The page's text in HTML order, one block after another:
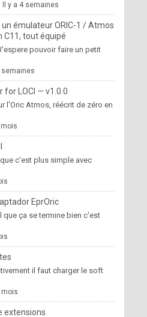
Il y a 4 semaines
un émulateur ORIC-1 / Atmos
C11, tout équipé
pouvoir faire un petit
semaines
for LOCI — v1.0.0
l'Oric Atmos, réécrit de zéro en
mois
c'est plus simple avec
EprOric
que ça se termine bien c'est
il faut charger le soft
mois
extensions